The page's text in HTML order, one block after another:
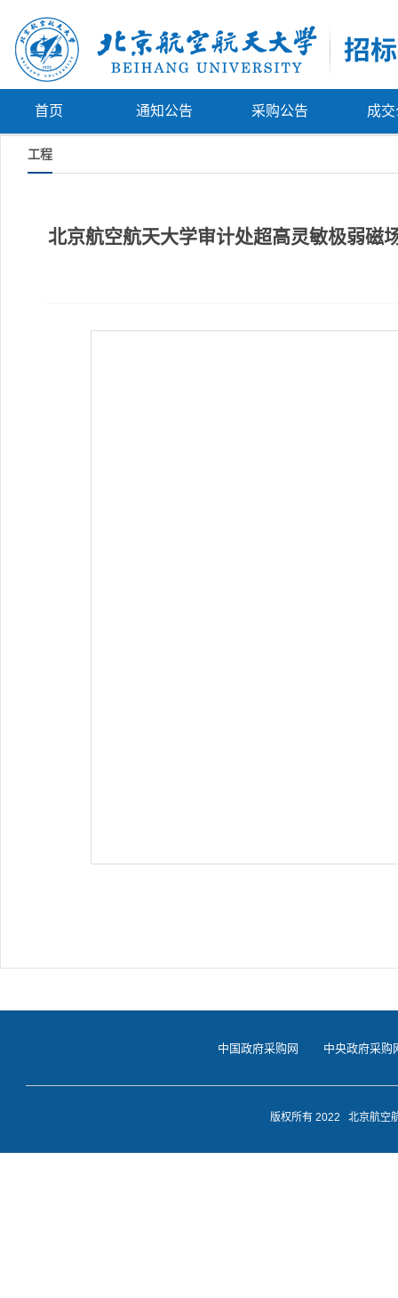
首页 通知公告 采购公告 成
工程
北京航空航天大学审计处超高灵敏极弱磁
中国政府采购网 中央政府采购
版权所有 2022 北京航